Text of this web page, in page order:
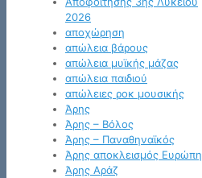
2026
αποχώρηση
απώλεια βάρους
απώλεια μυϊκής μάζας
απώλεια παιδιού
απώλειες ροκ μουσικής
Άρης
Άρης – Βόλος
Άρης – Παναθηναϊκός
Άρης αποκλεισμός Ευρώπη
Άρης Αράζ